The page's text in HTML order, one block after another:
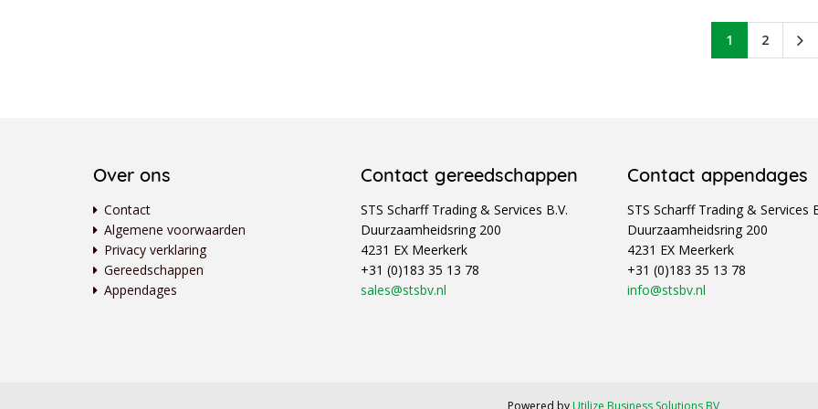
1 2
Over ons
Contact
Algemene voorwaarden
Privacy verklaring
Gereedschappen
Appendages
Contact gereedschappen
STS Scharff Trading & Services B.V.
Duurzaamheidsring 200
4231 EX Meerkerk
+31 (0)183 35 13 78
sales@stsbv.nl
Contact appendages
STS Scharff Trading & Services
Duurzaamheidsring 200
4231 EX Meerkerk
+31 (0)183 35 13 78
info@stsbv.nl